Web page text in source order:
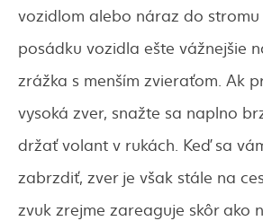
vozidlom alebo náraz do
posádku vozidla ešte vážnejšie
zrážka s menším zvieraťom. Ak
vysoká zver, snažte sa naplno
držať volant v rukách. Keď sa
zabrzdiť, zver je však stále na
zvuk zrejme zareaguje skôr ako